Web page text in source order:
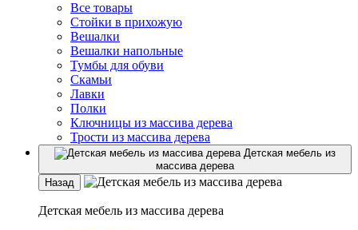
Все товары
Стойки в прихожую
Вешалки
Вешалки напольные
Тумбы для обуви
Скамьи
Лавки
Полки
Ключницы из массива дерева
Трости из массива дерева
Детская мебель из
массива дерева
Назад
Детская мебель из массива дерева